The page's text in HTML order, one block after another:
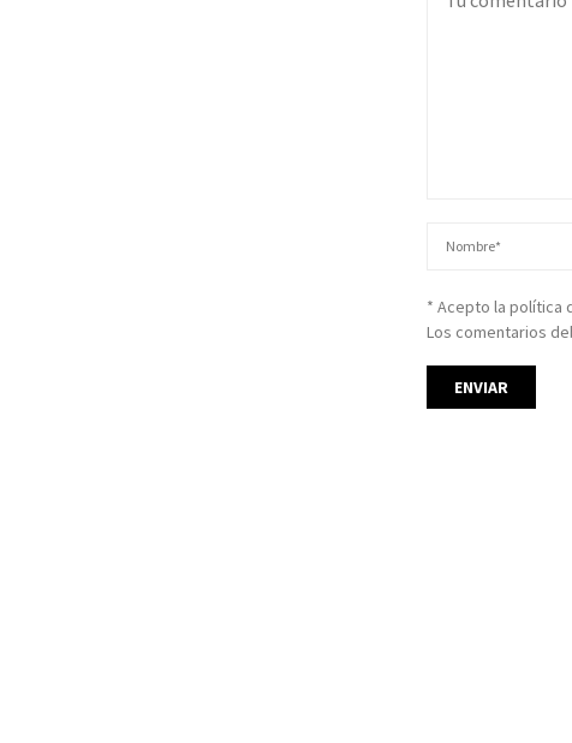
* Acepto la política
Los comentarios